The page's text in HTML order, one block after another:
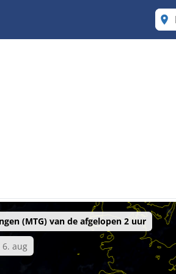
(MTG) van de afgelopen 2 uur
aug